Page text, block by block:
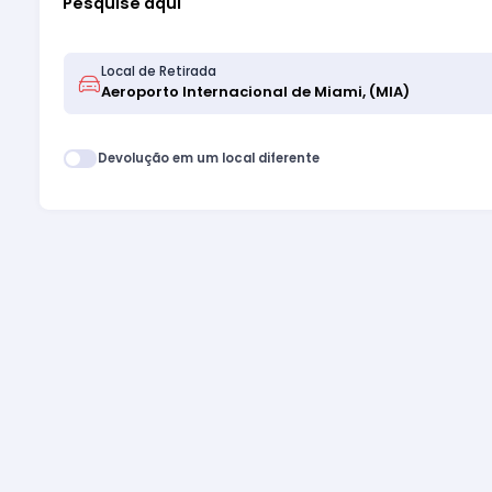
Local de Retirada
Devolução em um local diferente